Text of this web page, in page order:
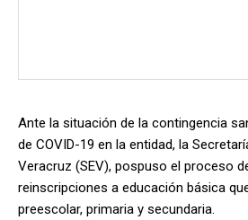
Ante la situación de la contingencia
de COVID-19 en la entidad, la
Veracruz (SEV), pospuso el proceso
reinscripciones a educación básica
preescolar, primaria y secundaria.